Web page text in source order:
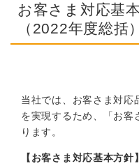
お客さま対応基
（2022年度総括）
当社では、お客さま対応
を実現するため、「お客
ります。
【お客さま対応基本方針】